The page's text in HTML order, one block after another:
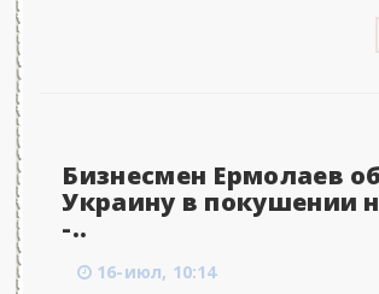
Бизнесмен Ермолаев
Украину в покушении
-..
16-июл, 10:14